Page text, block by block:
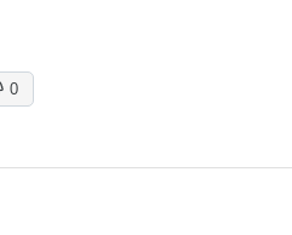
0